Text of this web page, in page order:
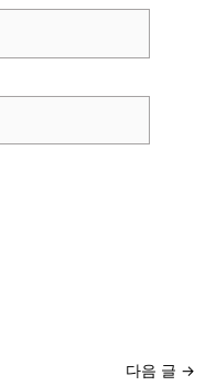
다음 글 →